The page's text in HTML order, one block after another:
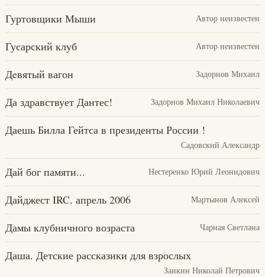
Гуртовщики Мыши Автор неизвестен
Гусарский клуб Автор неизвестен
Дeвятый вагон Задорнов Михаил
Да здравствует Дантес! Задорнов Михаил Николаевич
Даешь Билла Гейтса в президенты России !
Садовский Александр
Дай бог памяти... Нестеренко Юрий Леонидович
Дайджест IRC. апрель 2006 Мартынов Алексей
Дамы клубничного возраста Чарная Светлана
Даша. Детские рассказики для взрослых
Заикин Николай Петрович